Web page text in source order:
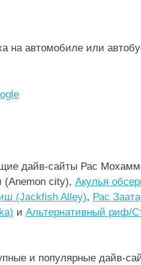
автомобиле или
дайв-сайты Рас
(Anemon city), Акулья
(Jackfish Alley), Рас
и Альтернативный риф/
и популярные дайв-